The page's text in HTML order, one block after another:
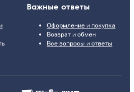
Важные ответы
Оформление и покупка
Возврат и обмен
Все вопросы и ответы